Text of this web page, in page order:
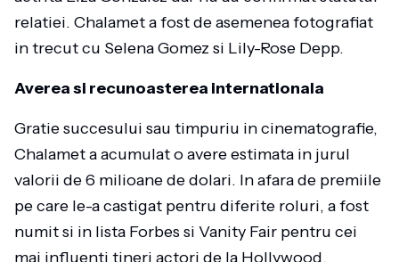
relatiei. Chalamet a fost de asemenea fotografiat
in trecut cu Selena Gomez si Lily-Rose Depp.
Averea si recunoasterea internationala
Gratie succesului sau timpuriu in cinematografie,
Chalamet a acumulat o avere estimata in jurul
valorii de 6 milioane de dolari. In afara de premiile
pe care le-a castigat pentru diferite roluri, a fost
numit si in lista Forbes si Vanity Fair pentru cei
mai influenti tineri actori de la Hollywood.